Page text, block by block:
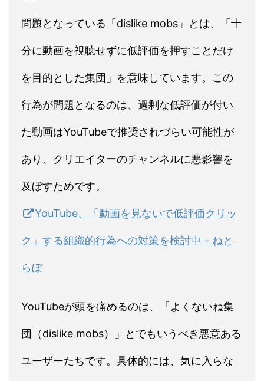
問題となっている「dislike mobs」とは、「十
分に動画を視聴せずに低評価を押すことだけ
を目的とした集団」を意味しています。この
行為が問題となるのは、過剰な低評価が付い
た動画はYouTubeで推奨されづらい可能性が
あり、クリエイターのチャンネルに悪影響を
及ぼすためです。
YouTube、「動画を見ないで低評価クリッ
ク」する組織的行為への対策を検討中 - ねと
らぼ
YouTubeが頭を痛めるのは、「よくないね集
団（dislike mobs）」とでもいうべき悪意ある
ユーザーたちです。具体的には、気に入らな